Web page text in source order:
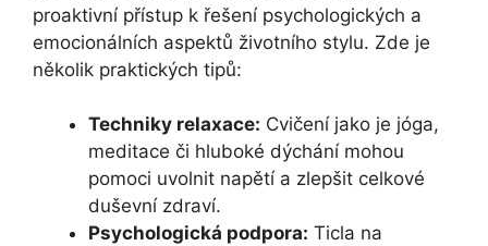
proaktivní přístup k řešení psychologických a
emocionálních aspektů životního stylu. Zde je
několik praktických tipů:
Techniky relaxace: Cvičení jako je jóga,
meditace či hluboké dýchání mohou
pomoci uvolnit napětí a zlepšit celkové
duševní zdraví.
Psychologická podpora: Ticla na